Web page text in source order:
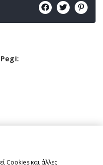
Cookies και άλλες